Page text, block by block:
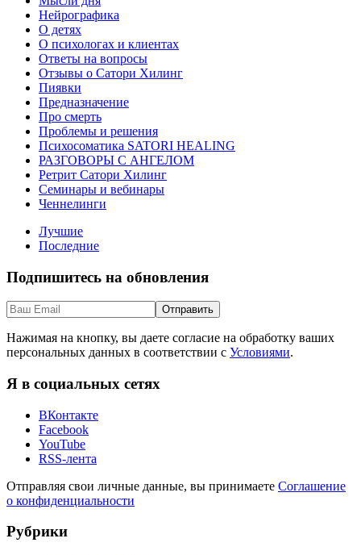
Нейрографика
О детях
О психологах и клиентах
Ответы на вопросы
Отзывы о Сатори Хилинг
Пиявки
Предназначение
Про смерть
Проблемы и решения
Психосоматика SATORI HEALING
РАЗГОВОРЫ С АНГЕЛОМ
Ретрит Сатори Хилинг
Семинары и вебинары
Ченнелинги
Лучшие
Последние
Подпишитесь на обновления
Нажимая на кнопку, вы даете согласие на обработку ваших
персональных данных в соответствии с Условиями.
Я в социальных сетях
ВКонтакте
Facebook
YouTube
RSS-лента
Отправляя свои личные данные, вы принимаете Соглашение
о конфиденциальности
Рубрики